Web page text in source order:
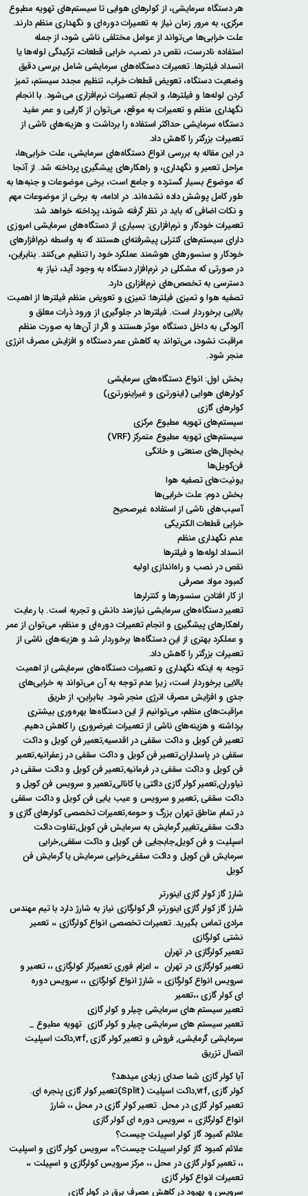
هر دستگاه سرمایشی، از کولرهای هوایی تا سیستم‌های تهویه مطبوع
مرکزی، به مرور زمان نیاز به تعمیرات دوره‌ای و نگهداری منظم دارند.
علت خرابی‌ها می‌تواند از عوامل مختلفی ناشی شود، از جمله
استفاده نادرست، نقص در نصب، خرابی قطعات، ترکیدگی لوله‌ها یا
انسداد فیلترها. تعمیرات دستگاه‌های سرمایشی شامل بررسی دقیق
وضعیت دستگاه، تعویض قطعات خراب، تنظیم مجدد سیستم، تمیز
کردن لوله‌ها و فیلترها، و انجام تعمیرات نرم‌افزاری می‌شود. با انجام
نگهداری منظم و تعمیرات به موقع، می‌توان از کارایی و عمر مفید
دستگاه سرمایشی حداکثر استفاده را برداشت و هزینه‌های ناشی از
تعمیرات بزرگتر را کاهش داد.
در این مقاله به بررسی انواع دستگاه‌های سرمایشی، علت خرابی‌ها،
مراحل تعمیر و نگهداری، و راهکارهای پیشگیری پرداخته شد. از آنجا
که موضوع بسیار گسترده و جامع است، برخی موضوعات و جنبه‌ها به
طور کامل پوشش داده نشده‌اند. در ادامه، به برخی از موضوعات مهم
و نکات اضافی که باید در نظر گرفته شوند، پرداخته خواهد شد:
تعمیرات خودکار و نرم‌افزاری: بسیاری از دستگاه‌های سرمایشی امروزی
دارای سیستم‌های کنترلی پیشرفته‌ای هستند که به واسطه نرم‌افزارهای
خودکار و سنسورهای هوشمند عملکرد خود را تنظیم می‌کنند. بنابراین،
در صورتی که مشکلی در نرم‌افزار دستگاه به وجود آید، نیاز به
دسترسی به تخصص‌های نرم‌افزاری دارد.
تصفیه هوا و تمیزی فیلترها: تمیزی و تعویض منظم فیلترها از اهمیت
بالایی برخوردار است. فیلترها در جلوگیری از ورود ذرات معلق و
آلودگی به داخل دستگاه موثر هستند و اگر از آن‌ها به صورت منظم
مراقبت نشود، می‌تواند به کاهش عمر دستگاه و افزایش مصرف انرژی
منجر شود.
بخش اول: انواع دستگاه‌های سرمایشی
کولرهای هوایی (اینورتری و غیراینورتری)
کولرهای گازی
سیستم‌های تهویه مطبوع مرکزی
سیستم‌های تهویه مطبوع متمرکز (VRF)
یخچال‌های صنعتی و خانگی
فن‌کویل‌ها
یونیت‌های تصفیه هوا
بخش دوم: علت خرابی‌ها
آسیب‌های ناشی از استفاده غیرصحیح
خرابی قطعات الکتریکی
عدم نگهداری منظم
انسداد لوله‌ها و فیلترها
نقص در نصب و راه‌اندازی اولیه
کمبود مواد مصرفی
از کار افتادن سنسورها و کنترلرها
تعمیر دستگاه‌های سرمایشی نیازمند دانش و تجربه است. با رعایت
راهکارهای پیشگیری و انجام تعمیرات دوره‌ای و منظم، می‌توان از عمر
و عملکرد بهتری از این دستگاه‌ها برخوردار شد و هزینه‌های ناشی از
تعمیرات بزرگتر را کاهش داد.
توجه به اینکه نگهداری و تعمیرات دستگاه‌های سرمایشی از اهمیت
بالایی برخوردار است، زیرا عدم توجه به آن می‌تواند به خرابی‌های
جدی و افزایش مصرف انرژی منجر شود. بنابراین، از طریق
مراقبت‌های منظم، می‌توانیم از این دستگاه‌ها بهره‌وری بیشتری
برداشته و هزینه‌های ناشی از تعمیرات غیرضروری را کاهش دهیم.
تعمیر فن کویل و داکت سقفی در اقدسیه,تعمیر فن کویل و داکت
سقفی در پاسداران,تعمیر فن کویل و داکت سقفی در زعفرانیه,تعمیر
فن کویل و داکت سقفی در فرمانیه,تعمیر فن کویل و داکت سقفی در
نیاوران,تعمیر کولر گازی داکتی یا کانالی,تعمیر و سرویس فن کویل و
داکت سقفی ,تعمیر و سرویس و عیب یابی فن کویل و داکت سقفی
در تمام مناطق تهران بزرگ و حومه,تعمیرات تخصصی کولرهای گازی و
داکت سقفی,تغییر گرمایش به سرمایش فن کویل,تفاوت داکت
اسپلیت و فن کویل,جابجایی فن کویل و داکت سقفی,خرابی
سرمایش فن کویل و داکت سقفی,خرابی سرمایش یا گرمایش فن
کویل
شارژ گاز کولر گازی اینورتر
شارژ گاز کولر گازی اینورتر، اگر کولرگازی نیاز به شارژ دارد با تیم مهندس
مرادی تماس بگیرید. تعمیرات تخصصی انواع کولرگازی ،، تعمیر
نشتی کولرگازی
تعمیر کولرگازی در تهران
تعمیر کولرگازی در تهران ،، اعزام فوری تعمیرکار کولرگازی ،، تعمیر و
سرویس انواع کولرگازی ،، شارژ انواع کولرگازی ،، سرویس دوره
ای کولر گازی ،،تعمیر
تعمیر سیستم های سرمایشی چیلر و کولر گازی
تعمیر سیستم های سرمایشی چیلر و کولر گازی تهویه مطبوع _
سرمایشی گرمایشی, فروش و تعمیر کولر گازی ,vrf,داکت اسپلیت
اتصال تزریق
آیا کولر گازی شما صدای زیادی میدهد؟
کولر گازی ,vrf,داکت اسپلیت (Split)تعمیر کولر گازی پنجره ای.
تعمیر کولر گازی در محل. تعمیر کولر گازی در محل ،، شارژ
انواع کولرگازی ،، سرویس دوره ای کولر گازی
علائم کمبود گاز کولر اسپیلت چیست؟
علائم کمبود گاز کولر اسپیلت چیست؟،، سرویس کولر گازی و اسپلیت
،، تعمیر کولر گازی در محل ،، مرکز سرویس کولرگازی و اسپیلت ،،
تعمیرات انواع کولر گازی
سرویس و بهبود در کاهش مصرف برق در کولر گازی